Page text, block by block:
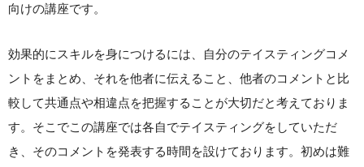
向けの講座です。
効果的にスキルを身につけるには、自分のテイスティングコメ
ントをまとめ、それを他者に伝えること、他者のコメントと比
較して共通点や相違点を把握することが大切だと考えておりま
す。そこでこの講座では各自でテイスティングをしていただ
き、そのコメントを発表する時間を設けております。初めは難